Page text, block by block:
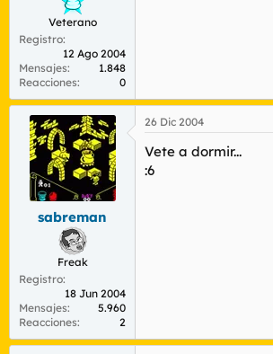
a
Veterano
Registro
12 Ago 2004
Mensajes
1.848
Reacciones
0
sabreman
Freak
Registro
18 Jun 2004
Mensajes
5.960
Reacciones
2
26 Dic 2004
Vete a dormir...
:6